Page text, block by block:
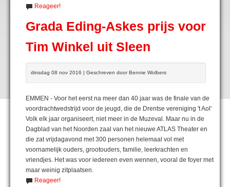
Reageer!
Grada Eding-Askes prijs voor
Tim Winkel uit Sleen
dinsdag 08 nov 2016 | Geschreven door Bennie Wolbers
EMMEN - Voor het eerst na meer dan 40 jaar was de finale van de
voordrachtwedstrijd voor de jeugd, die de Drentse vereniging 't Aol'
Volk elk jaar organiseert, niet meer in de Muzeval. Maar nu in de
Dagblad van het Noorden zaal van het nieuwe ATLAS Theater en
die zat vrijdagavond met 300 personen helemaal vol met
voornamelijk ouders, grootouders, familie, leerkrachten en
vriendjes. Het was voor iedereen even wennen, vooral de foyer met
maar weinig zitplaatsen.
Reageer!